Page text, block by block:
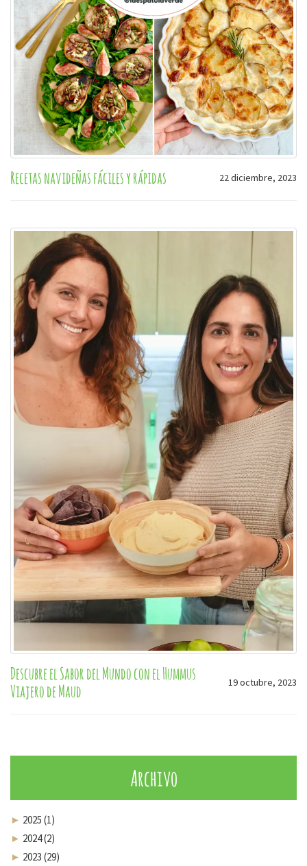
Recetas navideñas fáciles y rápidas 22 diciembre, 2023
Descubre el Sabor del Mundo con el Hummus
Viajero de Maud
19 octubre, 2023
Archivo
► 2025 (1)
► 2024 (2)
► 2023 (29)